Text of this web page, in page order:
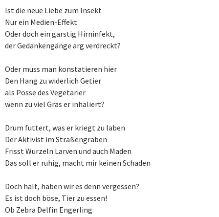
Ist die neue Liebe zum Insekt
Nur ein Medien-Effekt
Oder doch ein garstig Hirninfekt,
der Gedankengänge arg verdreckt?
Oder muss man konstatieren hier
Den Hang zu widerlich Getier
als Posse des Vegetarier
wenn zu viel Gras er inhaliert?
Drum futtert, was er kriegt zu laben
Der Aktivist im Straßengraben
Frisst Wurzeln Larven und auch Maden
Das soll er ruhig, macht mir keinen Schaden
Doch halt, haben wir es denn vergessen?
Es ist doch böse, Tier zu essen!
Ob Zebra Delfin Engerling